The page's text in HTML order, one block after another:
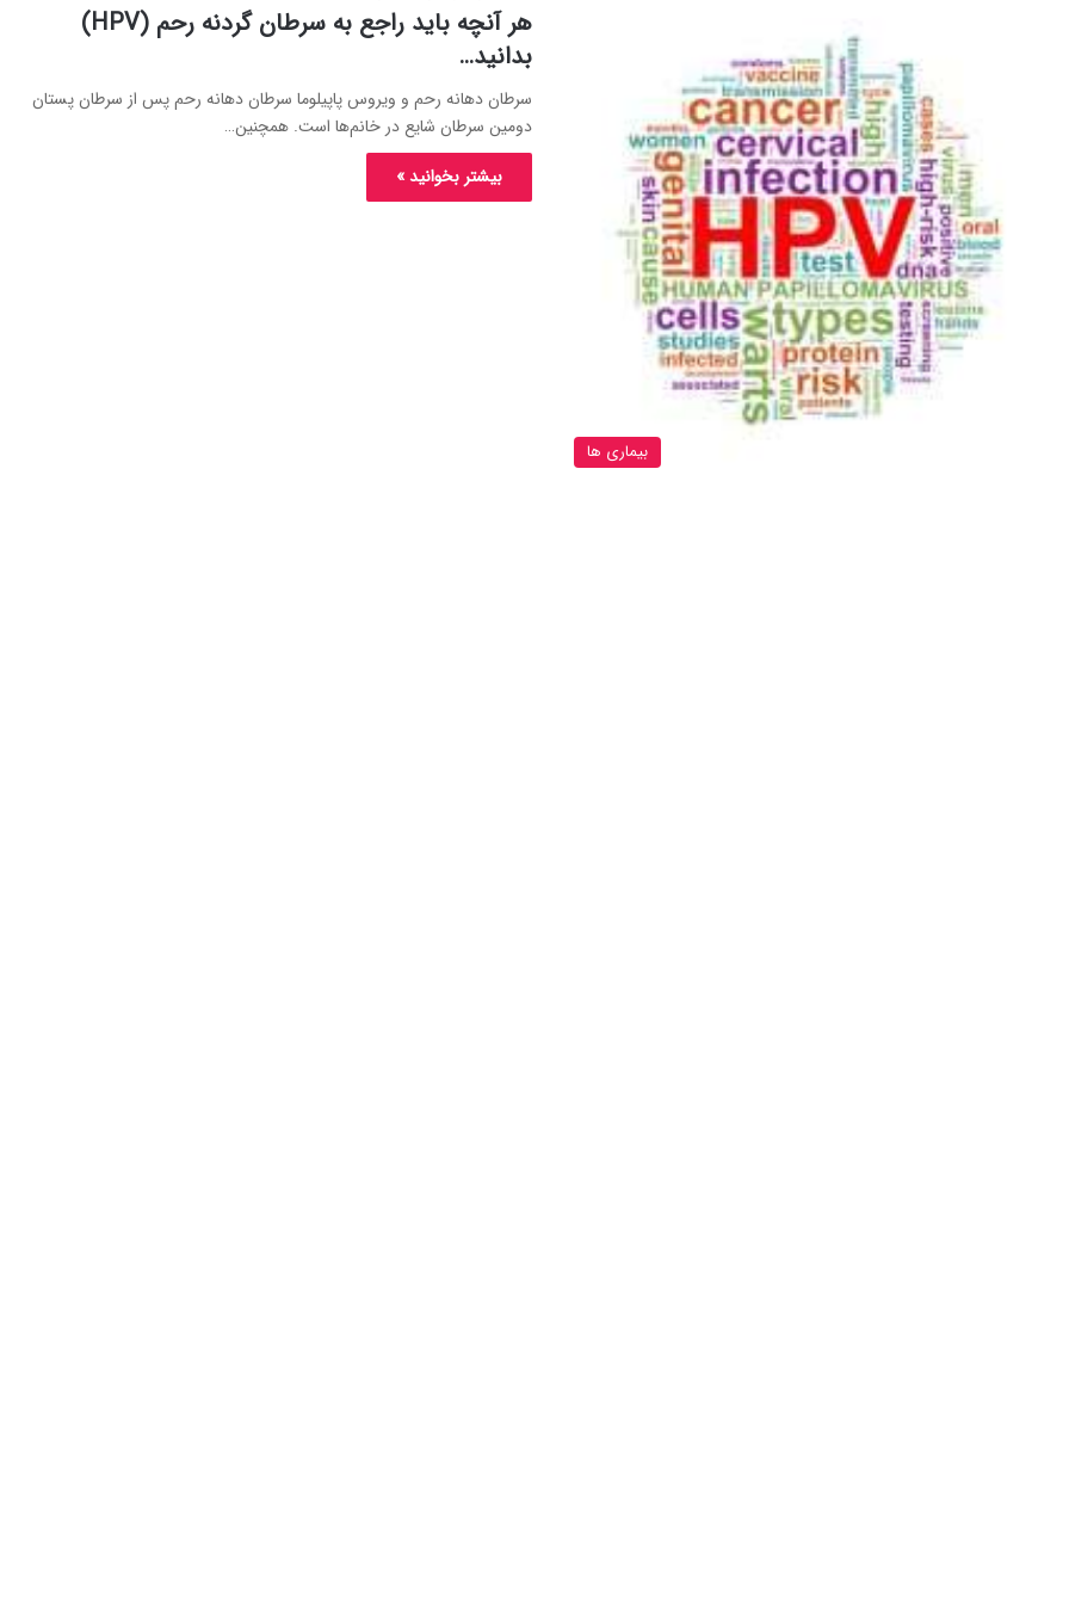
بیماری ها
هر آنچه باید راجع به سرطان گردنه رحم (HPV)
بدانید…
سرطان دهانه رحم و ویروس پاپیلوما سرطان دهانه رحم پس از سرطان پستان
دومین سرطان شایع در خانم‌ها است. همچنین…
بیشتر بخوانید »